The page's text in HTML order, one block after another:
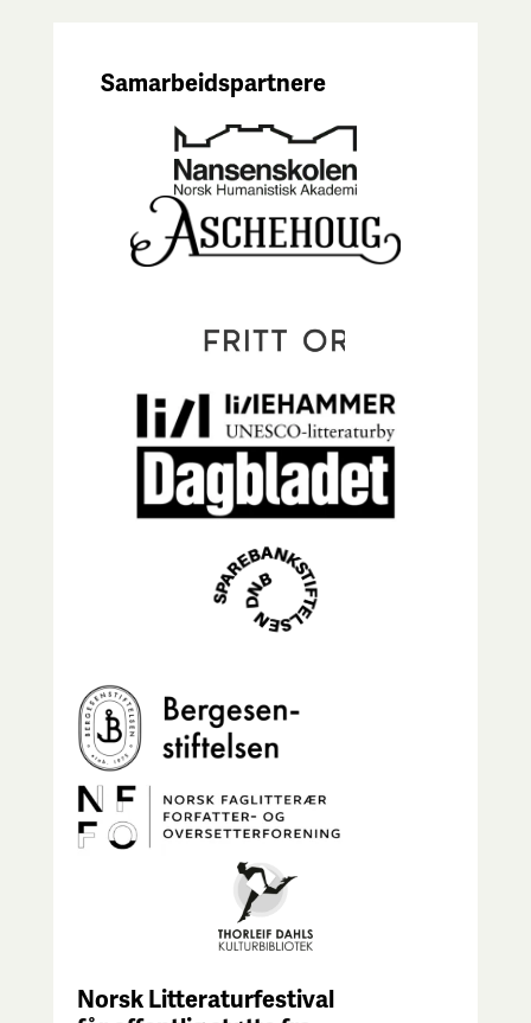
Samarbeidspartnere
Norsk Litteraturfestival